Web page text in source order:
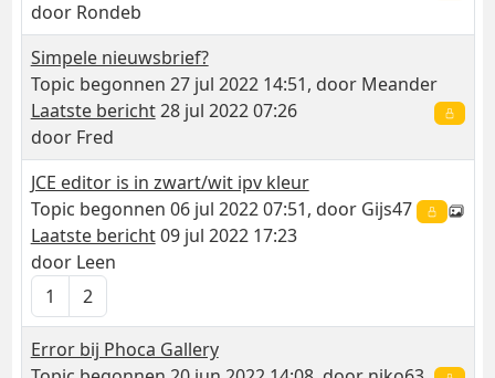
door Rondeb
Simpele nieuwsbrief?
Topic begonnen 27 jul 2022 14:51, door Meander
Laatste bericht28 jul 2022 07:26
door Fred
JCE editor is in zwart/wit ipv kleur
Topic begonnen 06 jul 2022 07:51, door Gijs47
Laatste bericht09 jul 2022 17:23
door Leen
1
2
Error bij Phoca Gallery